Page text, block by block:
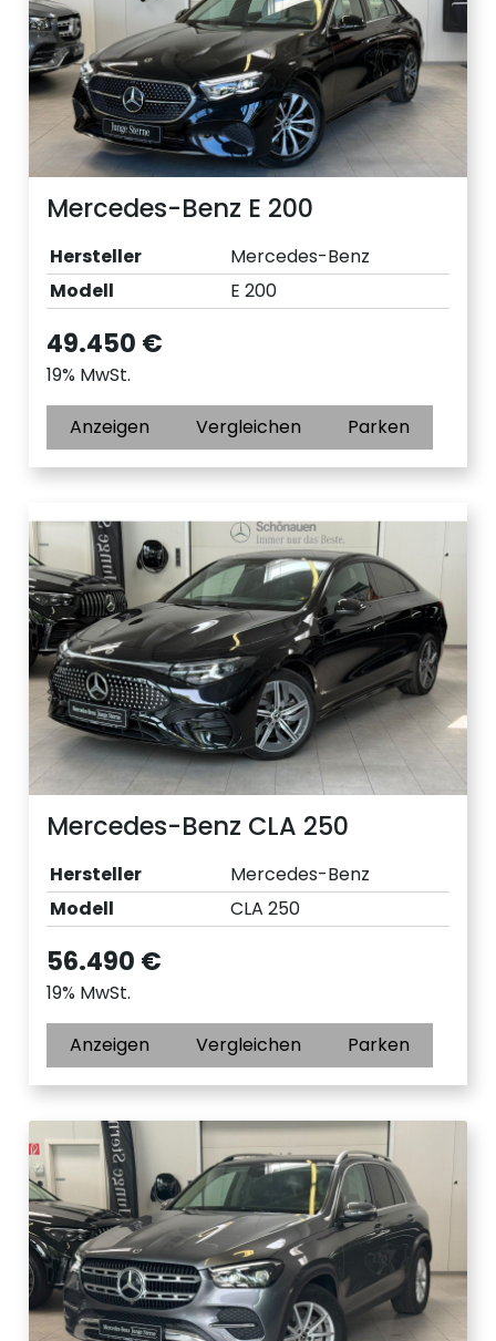
Mercedes-Benz E 200
Hersteller
Mercedes-Benz
Modell
E 200
49.450 €
19% MwSt.
Anzeigen Vergleichen Parken
Mercedes-Benz CLA 250
Hersteller
Mercedes-Benz
Modell
CLA 250
56.490 €
19% MwSt.
Anzeigen Vergleichen Parken